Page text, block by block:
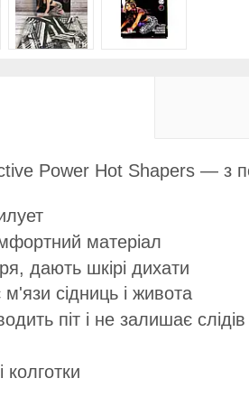
Power Hot Shapers — з
матеріал
дають шкірі дихати
м'язи сідниць і живота
піт і не залишає слідів